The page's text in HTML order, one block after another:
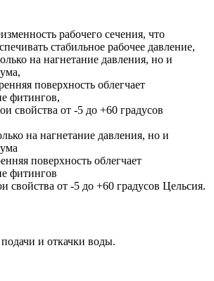
рабочего сечения, что
стабильное рабочее давление,
на нагнетание давления, но и
поверхность облегчает
фитингов,
свойства от -5 до +60 градусов
на нагнетание давления, но и
поверхность облегчает
фитингов
свойства от -5 до +60 градусов Цельсия.
и откачки воды.